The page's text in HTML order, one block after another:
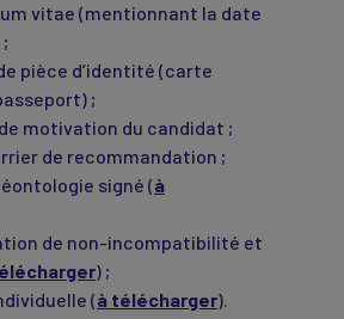
vitae (mentionnant la date
pièce d’identité (carte
;
motivation du candidat ;
de recommandation ;
signé (à
de non-incompatibilité et
) ;
(à télécharger).